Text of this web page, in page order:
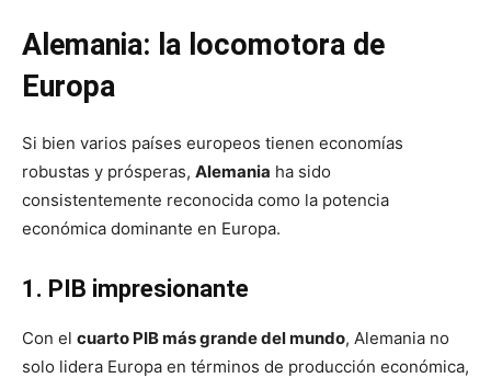
Alemania: la locomotora de
Europa
Si bien varios países europeos tienen economías
robustas y prósperas, Alemania ha sido
consistentemente reconocida como la potencia
económica dominante en Europa.
1. PIB impresionante
Con el cuarto PIB más grande del mundo, Alemania no
solo lidera Europa en términos de producción económica,